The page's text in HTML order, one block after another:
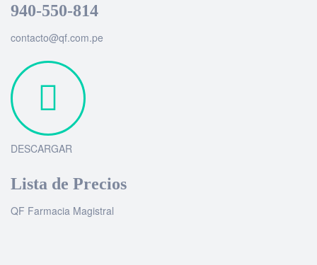
940-550-814
contacto@qf.com.pe
DESCARGAR
Lista de Precios
QF Farmacia Magistral